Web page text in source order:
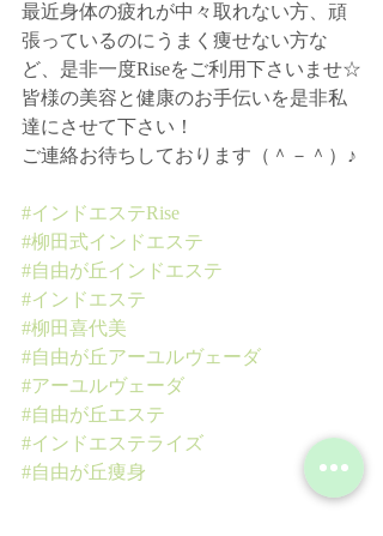
最近身体の疲れが中々取れない方、頑
張っているのにうまく痩せない方な
ど、是非一度Riseをご利用下さいませ☆
皆様の美容と健康のお手伝いを是非私
達にさせて下さい！
ご連絡お待ちしております（＾－＾）♪
#インドエステRise
#柳田式インドエステ
#自由が丘インドエステ
#インドエステ
#柳田喜代美
#自由が丘アーユルヴェーダ
#アーユルヴェーダ
#自由が丘エステ
#インドエステライズ
#自由が丘痩身